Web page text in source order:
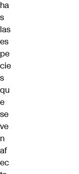
ha
s
las
es
pe
cie
s
qu
e
se
ve
n
af
ec